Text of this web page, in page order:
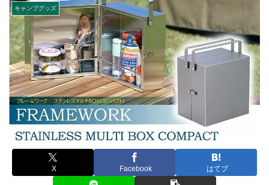
キャンプグッズ
X Facebook はてブ